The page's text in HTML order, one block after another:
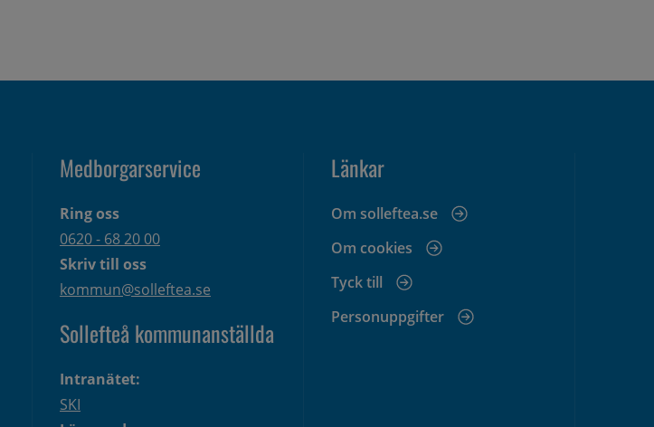
Medborgarservice
Ring oss
0620 - 68 20 00
Skriv till oss
kommun@solleftea.se
Sollefteå kommunanställda
Intranätet:
SKI
Länkar
Om solleftea.se
Om cookies
Tyck till
Personuppgifter